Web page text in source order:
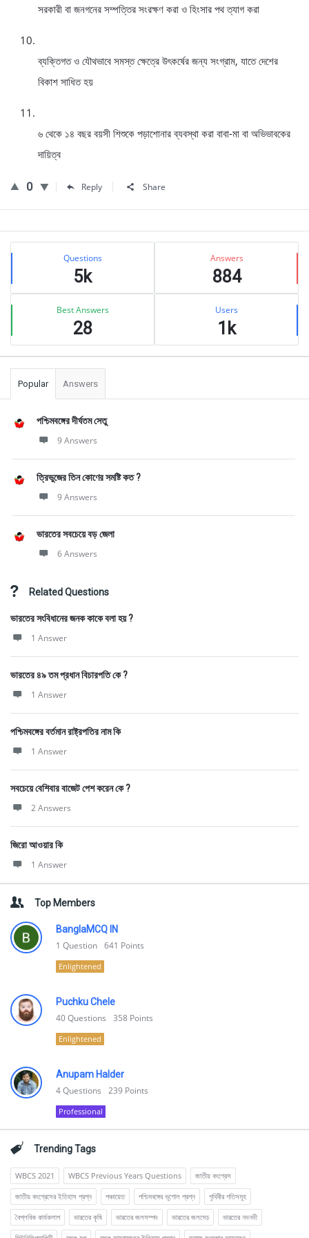
সরকারী বা জনগনের সম্পত্তির সংরক্ষণ করা ও হিংসার পথ ত্যাগ করা
ব্যক্তিগত ও যৌথভাবে সমস্ত ক্ষেত্রে উৎকর্ষের জন্য সংগ্রাম, যাতে দেশের
বিকাশ সাধিত হয়
৬ থেকে ১৪ বছর বয়সী শিশুকে পড়াশোনার ব্যবস্থা করা বাবা-মা বা অভিভাবকের
দায়িত্ব
0 Reply Share
Sidebar
Stats Questions
5k
Answers
884
Best Answers
28
Users
1k
Popular Answers
পশ্চিমবঙ্গের দীর্ঘতম সেতু
9 Answers
ত্রিভুজের তিন কোণের সমষ্টি কত ?
9 Answers
ভারতের সবচেয়ে বড় জেলা
6 Answers
Related Questions
ভারতের সংবিধানের জনক কাকে বলা হয় ?
1 Answer
ভারতের ৪৯ তম প্রধান বিচারপতি কে ?
1 Answer
পশ্চিমবঙ্গের বর্তমান রাষ্ট্রপতির নাম কি
1 Answer
সবচেয়ে বেশিবার বাজেট পেশ করেন কে ?
2 Answers
জিরো আওয়ার কি
1 Answer
Top Members
BanglaMCQ IN
1 Question 641 Points
Enlightened
Puchku Chele
40Questions 358 Points
Enlightened
Anupam Halder
4Questions 239 Points
Professional
Trending Tags
WBCS 2021 WBCS Previous Years Questions
জাতীয় কংগ্রেস
জাতীয় কংগ্রেসের ইতিহাস প্রশ্ন
পঞ্চায়েত পশ্চিমবঙ্গের ভূগোল প্রশ্ন
পৃথিবীর গতিসমূহ
বৈপ্লবিক কার্যকলাপ
ভারতের কৃষি ভারতের জলসম্পদ ভারতের জলসেচ
ভারতের নদনদী